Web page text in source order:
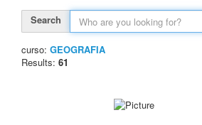
Search
curso: GEOGRAFIA
Results: 61